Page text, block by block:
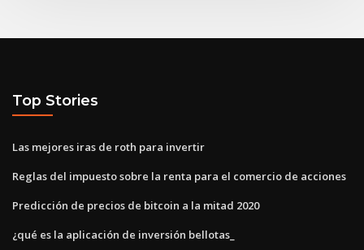
Top Stories
Las mejores iras de roth para invertir
Reglas del impuesto sobre la renta para el comercio de acciones
Predicción de precios de bitcoin a la mitad 2020
¿qué es la aplicación de inversión bellotas_